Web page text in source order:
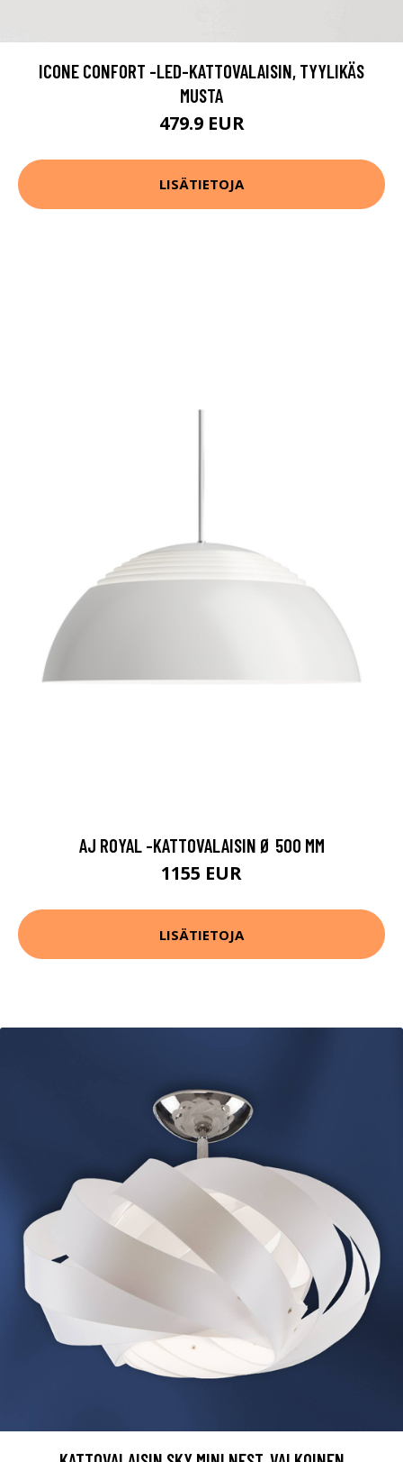
ICONE CONFORT -LED-KATTOVALAISIN, TYYLIKÄS
MUSTA
479.9 EUR
LISÄTIETOJA
AJ ROYAL -KATTOVALAISIN Ø 500 MM
1155 EUR
LISÄTIETOJA